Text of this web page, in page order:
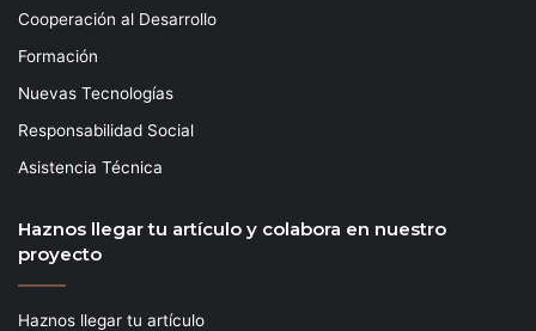
Cooperación al Desarrollo
Formación
Nuevas Tecnologías
Responsabilidad Social
Asistencia Técnica
Haznos llegar tu artículo y colabora en nuestro
proyecto
Haznos llegar tu artículo